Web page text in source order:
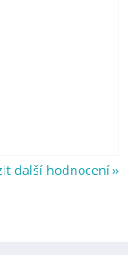
další hodnocení